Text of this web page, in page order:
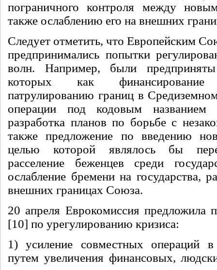
пограничного контроля между
также ослаблению его на внешних
Следует отметить, что Европейским
предпринимались попытки
волн. Например, были
которых как
патрулированию границ в
операции под кодовым
разработка планов по борьбе с
также предложение по введению
целью которой являлось бы
расселение беженцев среди
ослабление бремени на государства,
внешних границах Союза.
20 апреля Еврокомиссия предложила
[10] по урегулированию кризиса:
1) усиление совместных операций в
путем увеличения финансовых,